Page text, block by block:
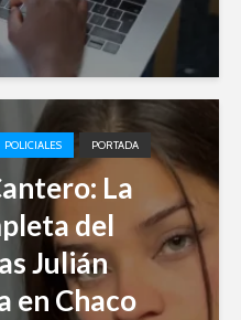
POLICIALES PORTADA
La
del
Julián
en Chaco